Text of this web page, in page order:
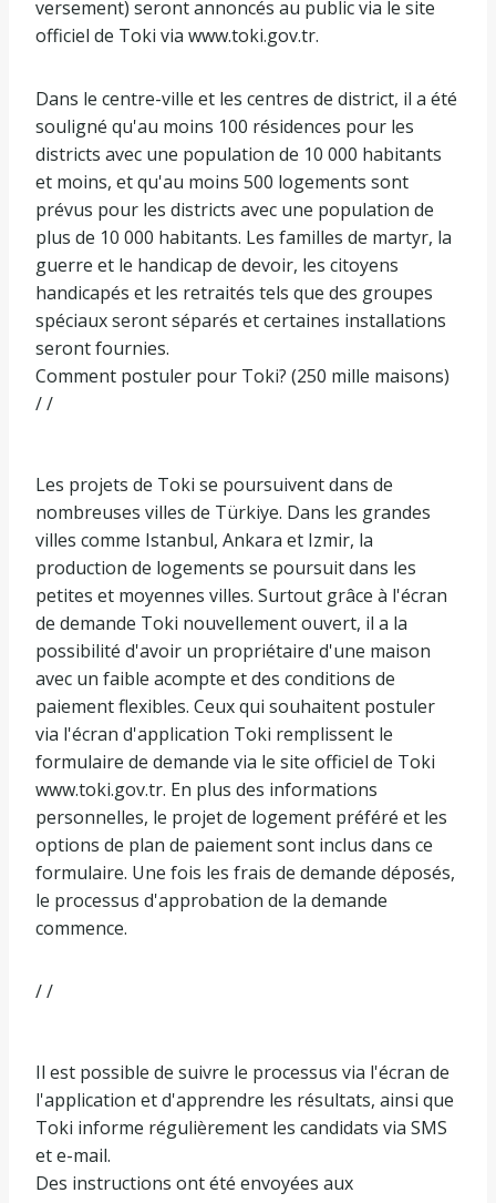
versement) seront annoncés au public via le site
officiel de Toki via www.toki.gov.tr.
Dans le centre-ville et les centres de district, il a été
souligné qu'au moins 100 résidences pour les
districts avec une population de 10 000 habitants
et moins, et qu'au moins 500 logements sont
prévus pour les districts avec une population de
plus de 10 000 habitants. Les familles de martyr, la
guerre et le handicap de devoir, les citoyens
handicapés et les retraités tels que des groupes
spéciaux seront séparés et certaines installations
seront fournies.
Comment postuler pour Toki? (250 mille maisons)
/ /
Les projets de Toki se poursuivent dans de
nombreuses villes de Türkiye. Dans les grandes
villes comme Istanbul, Ankara et Izmir, la
production de logements se poursuit dans les
petites et moyennes villes. Surtout grâce à l'écran
de demande Toki nouvellement ouvert, il a la
possibilité d'avoir un propriétaire d'une maison
avec un faible acompte et des conditions de
paiement flexibles. Ceux qui souhaitent postuler
via l'écran d'application Toki remplissent le
formulaire de demande via le site officiel de Toki
www.toki.gov.tr. En plus des informations
personnelles, le projet de logement préféré et les
options de plan de paiement sont inclus dans ce
formulaire. Une fois les frais de demande déposés,
le processus d'approbation de la demande
commence.
/ /
Il est possible de suivre le processus via l'écran de
l'application et d'apprendre les résultats, ainsi que
Toki informe régulièrement les candidats via SMS
et e-mail.
Des instructions ont été envoyées aux